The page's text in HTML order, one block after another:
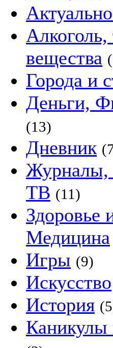
Алкоголь,
вещества
Города и
Деньги,
(13)
Дневник
Журналы,
ТВ (11)
Здоровье
Медицина
Игры (9)
Искусство
История
Каникулы